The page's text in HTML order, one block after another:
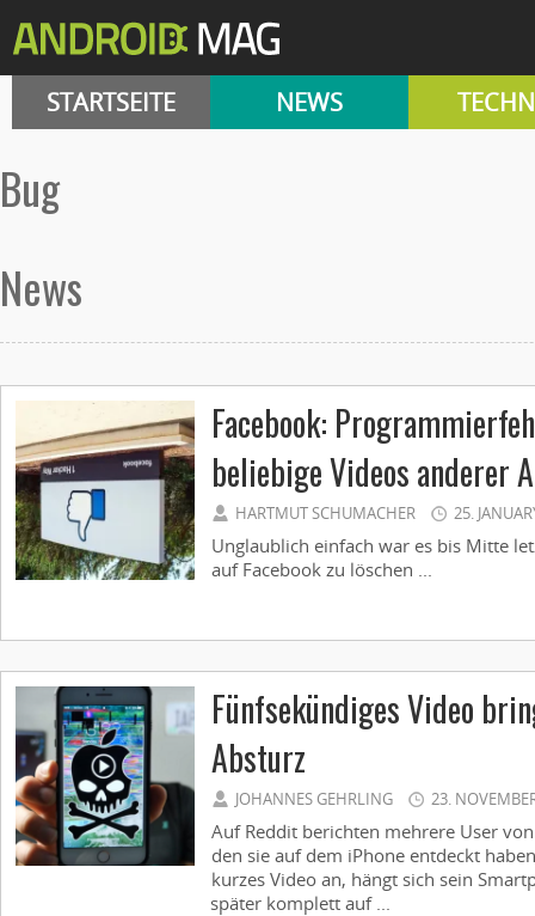
STARTSEITE NEWS
Bug
News
Facebook:
beliebige Videos anderer
HARTMUT SCHUMACHER 25.
Unglaublich einfach war es bis Mitte
auf Facebook zu löschen ...
Fünfsekündiges Video
Absturz
JOHANNES GEHRLING 23.
Auf Reddit berichten mehrere User
den sie auf dem iPhone entdeckt
kurzes Video an, hängt sich sein
später komplett auf ...